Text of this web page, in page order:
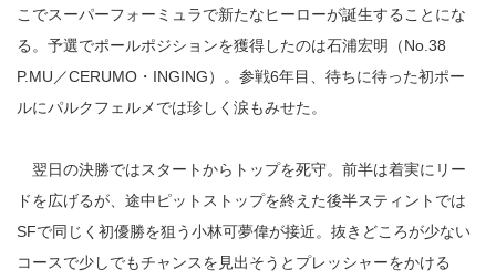
こでスーパーフォーミュラで新たなヒーローが誕生することにな
る。予選でポールポジションを獲得したのは石浦宏明（No.38
P.MU／CERUMO・INGING）。参戦6年目、待ちに待った初ポー
ルにパルクフェルメでは珍しく涙もみせた。
翌日の決勝ではスタートからトップを死守。前半は着実にリー
ドを広げるが、途中ピットストップを終えた後半スティントでは
SFで同じく初優勝を狙う小林可夢偉が接近。抜きどころが少ない
コースで少しでもチャンスを見出そうとプレッシャーをかける